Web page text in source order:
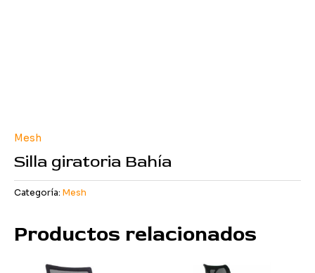
Mesh
Silla giratoria Bahía
Categoría: Mesh
Productos relacionados